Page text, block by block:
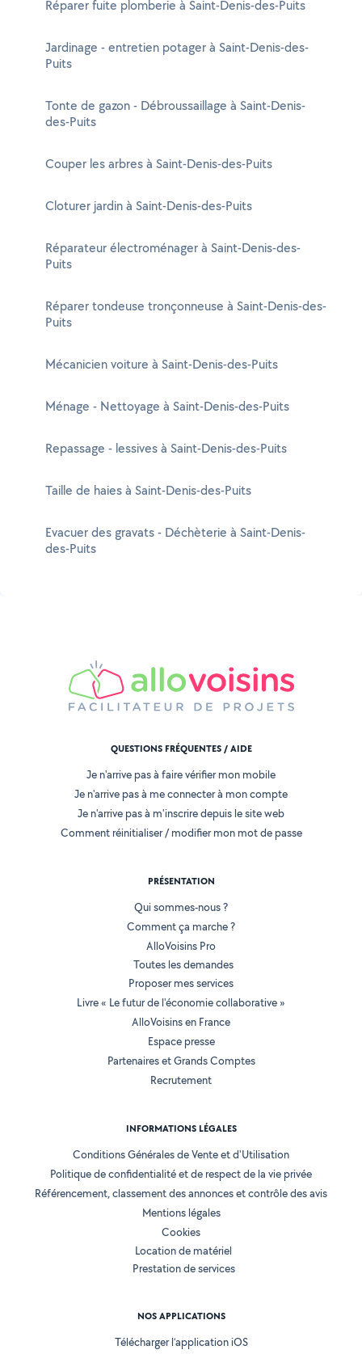
Réparer fuite plomberie à Saint-Denis-des-Puits
Jardinage - entretien potager à Saint-Denis-des-
Puits
Tonte de gazon - Débroussaillage à Saint-Denis-
des-Puits
Couper les arbres à Saint-Denis-des-Puits
Cloturer jardin à Saint-Denis-des-Puits
Réparateur électroménager à Saint-Denis-des-
Puits
Réparer tondeuse tronçonneuse à Saint-Denis-des-
Puits
Mécanicien voiture à Saint-Denis-des-Puits
Ménage - Nettoyage à Saint-Denis-des-Puits
Repassage - lessives à Saint-Denis-des-Puits
Taille de haies à Saint-Denis-des-Puits
Evacuer des gravats - Déchèterie à Saint-Denis-
des-Puits
QUESTIONS FRÉQUENTES / AIDE
Je n'arrive pas à faire vérifier mon mobile
Je n'arrive pas à me connecter à mon compte
Je n'arrive pas à m'inscrire depuis le site web
Comment réinitialiser / modifier mon mot de passe
PRÉSENTATION
Qui sommes-nous ?
Comment ça marche ?
AlloVoisins Pro
Toutes les demandes
Proposer mes services
Livre « Le futur de l'économie collaborative »
AlloVoisins en France
Espace presse
Partenaires et Grands Comptes
Recrutement
INFORMATIONS LÉGALES
Conditions Générales de Vente et d'Utilisation
Politique de confidentialité et de respect de la vie privée
Référencement, classement des annonces et contrôle des avis
Mentions légales
Cookies
Location de matériel
Prestation de services
NOS APPLICATIONS
Télécharger l’application iOS